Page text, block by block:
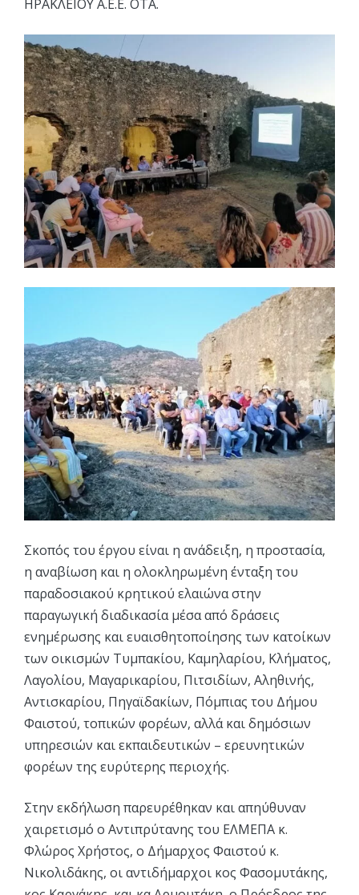
ΗΡΑΚΛΕΙΟΥ Α.Ε.Ε. ΟΤΑ.
Σκοπός του έργου είναι η ανάδειξη, η προστασία,
η αναβίωση και η ολοκληρωμένη ένταξη του
παραδοσιακού κρητικού ελαιώνα στην
παραγωγική διαδικασία μέσα από δράσεις
ενημέρωσης και ευαισθητοποίησης των κατοίκων
των οικισμών Τυμπακίου, Καμηλαρίου, Κλήματος,
Λαγολίου, Μαγαρικαρίου, Πιτσιδίων, Αληθινής,
Αντισκαρίου, Πηγαϊδακίων, Πόμπιας του Δήμου
Φαιστού, τοπικών φορέων, αλλά και δημόσιων
υπηρεσιών και εκπαιδευτικών – ερευνητικών
φορέων της ευρύτερης περιοχής.
Στην εκδήλωση παρευρέθηκαν και απηύθυναν
χαιρετισμό ο Αντιπρύτανης του ΕΛΜΕΠΑ κ.
Φλώρος Χρήστος, ο Δήμαρχος Φαιστού κ.
Νικολιδάκης, οι αντιδήμαρχοι κος Φασομυτάκης,